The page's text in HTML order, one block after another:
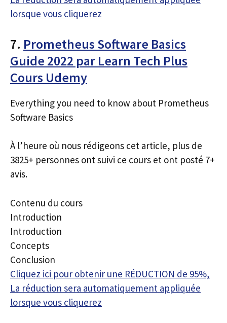
lorsque vous cliquerez
7. Prometheus Software Basics
Guide 2022 par Learn Tech Plus
Cours Udemy
Everything you need to know about Prometheus
Software Basics
À l’heure où nous rédigeons cet article, plus de
3825+ personnes ont suivi ce cours et ont posté 7+
avis.
Contenu du cours
Introduction
Introduction
Concepts
Conclusion
Cliquez ici pour obtenir une RÉDUCTION de 95%,
La réduction sera automatiquement appliquée
lorsque vous cliquerez